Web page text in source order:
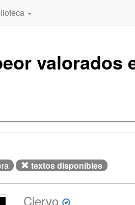
valorados
textos disponibles
Ciervo